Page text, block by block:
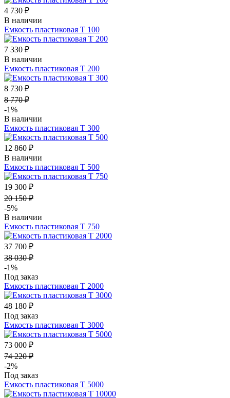
4 730 ₽
В наличии
Емкость пластиковая Т 100
7 330 ₽
В наличии
Емкость пластиковая Т 200
8 730 ₽
8 770 ₽
-1%
В наличии
Емкость пластиковая Т 300
12 860 ₽
В наличии
Емкость пластиковая Т 500
19 300 ₽
20 150 ₽
-5%
В наличии
Емкость пластиковая Т 750
37 700 ₽
38 030 ₽
-1%
Под заказ
Емкость пластиковая Т 2000
48 180 ₽
Под заказ
Емкость пластиковая Т 3000
73 000 ₽
74 220 ₽
-2%
Под заказ
Емкость пластиковая Т 5000